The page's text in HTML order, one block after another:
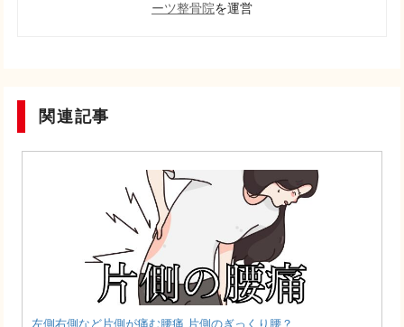
ーツ整骨院を運営
関連記事
左側右側など片側が痛む腰痛 片側のぎっくり腰？